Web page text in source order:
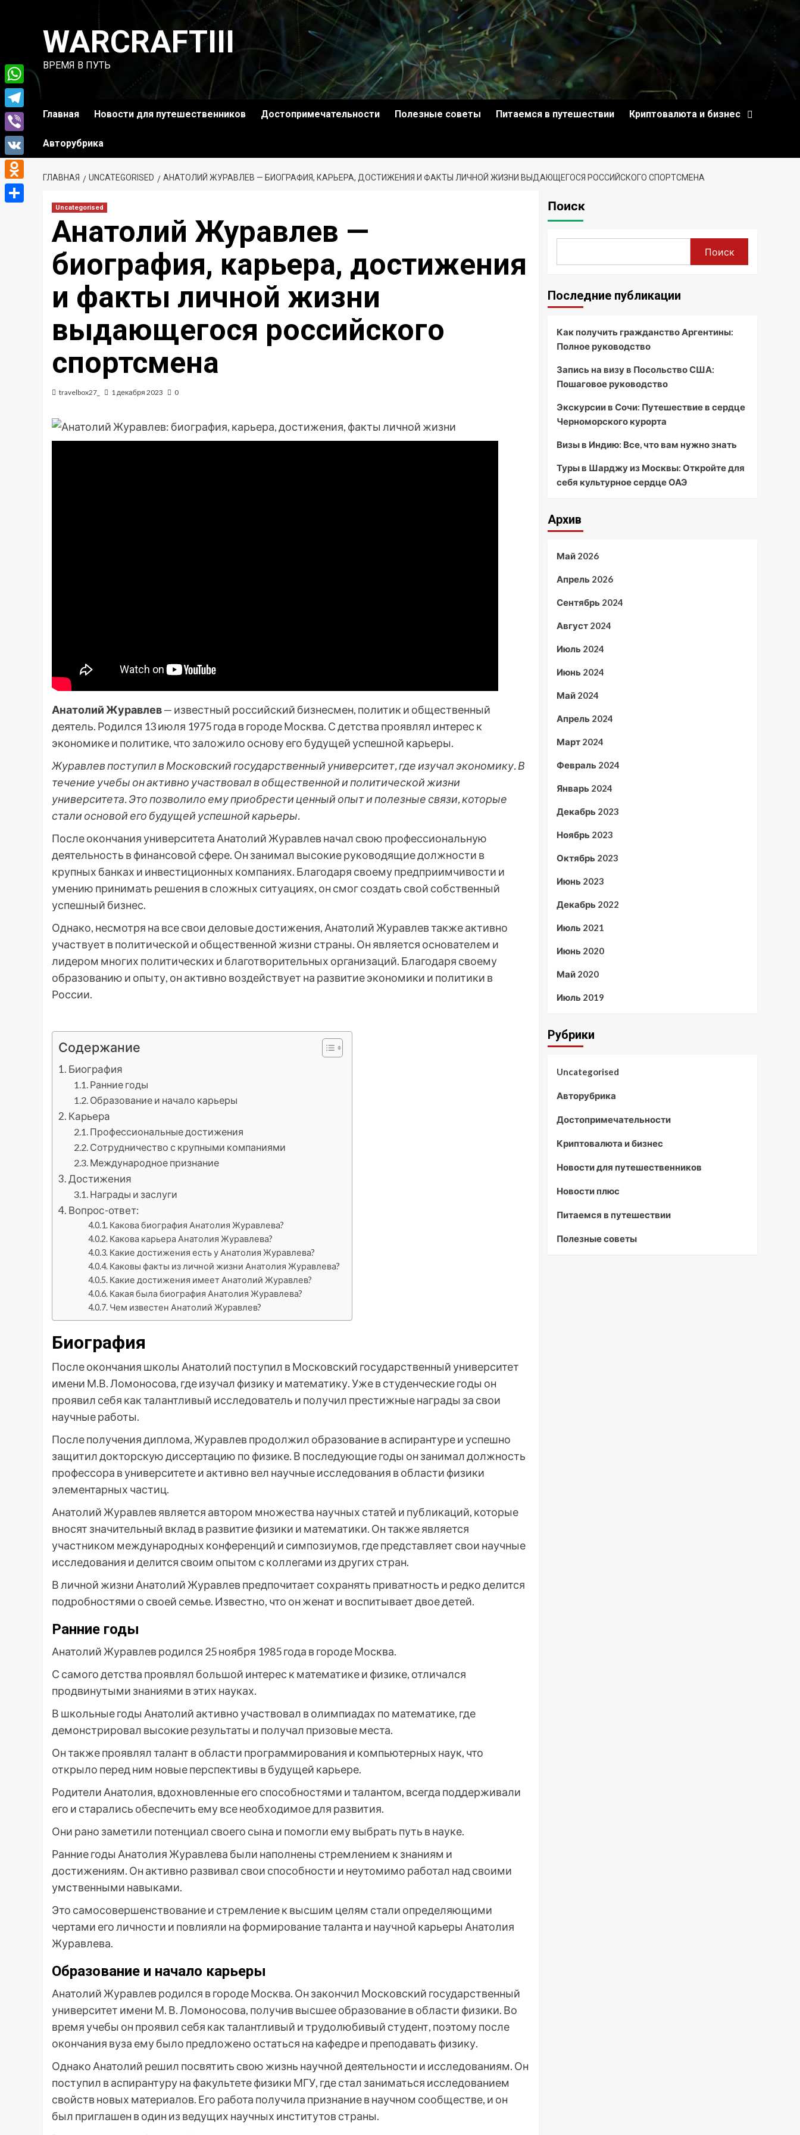
содержимомуWARCRAFTIII
ВРЕМЯ В ПУТЬ
Главная Новости для путешественников Достопримечательности Полезные советы Питаемся в путешествии Криптовалюта и бизнес
Авторубрика
ГЛАВНАЯ UNCATEGORISED АНАТОЛИЙ ЖУРАВЛЕВ — БИОГРАФИЯ, КАРЬЕРА, ДОСТИЖЕНИЯ И ФАКТЫ ЛИЧНОЙ ЖИЗНИ ВЫДАЮЩЕГОСЯ РОССИЙСКОГО СПОРТСМЕНА
Uncategorised
Анатолий Журавлев —
биография, карьера, достижения
и факты личной жизни
выдающегося российского
спортсмена
travelbox27_ 1 декабря 2023 0
Анатолий Журавлев— известный российский бизнесмен, политик и общественный
деятель. Родился 13 июля 1975 года в городе Москва. С детства проявлял интерес к
экономике и политике, что заложило основу его будущей успешной карьеры.
Журавлев поступил в Московский государственный университет, где изучал экономику. В
течение учебы он активно участвовал в общественной и политической жизни
университета. Это позволило ему приобрести ценный опыт и полезные связи, которые
стали основой его будущей успешной карьеры.
После окончания университета Анатолий Журавлев начал свою профессиональную
деятельность в финансовой сфере. Он занимал высокие руководящие должности в
крупных банках и инвестиционных компаниях. Благодаря своему предприимчивости и
умению принимать решения в сложных ситуациях, он смог создать свой собственный
успешный бизнес.
Однако, несмотря на все свои деловые достижения, Анатолий Журавлев также активно
участвует в политической и общественной жизни страны. Он является основателем и
лидером многих политических и благотворительных организаций. Благодаря своему
образованию и опыту, он активно воздействует на развитие экономики и политики в
России.
Содержание
Биография
Ранние годы
Образование и начало карьеры
Карьера
Профессиональные достижения
Сотрудничество с крупными компаниями
Международное признание
Достижения
Награды и заслуги
Вопрос-ответ:
Какова биография Анатолия Журавлева?
Какова карьера Анатолия Журавлева?
Какие достижения есть у Анатолия Журавлева?
Каковы факты из личной жизни Анатолия Журавлева?
Какие достижения имеет Анатолий Журавлев?
Какая была биография Анатолия Журавлева?
Чем известен Анатолий Журавлев?
Биография
После окончания школы Анатолий поступил в Московский государственный университет
имени М.В. Ломоносова, где изучал физику и математику. Уже в студенческие годы он
проявил себя как талантливый исследователь и получил престижные награды за свои
научные работы.
После получения диплома, Журавлев продолжил образование в аспирантуре и успешно
защитил докторскую диссертацию по физике. В последующие годы он занимал должность
профессора в университете и активно вел научные исследования в области физики
элементарных частиц.
Анатолий Журавлев является автором множества научных статей и публикаций, которые
вносят значительный вклад в развитие физики и математики. Он также является
участником международных конференций и симпозиумов, где представляет свои научные
исследования и делится своим опытом с коллегами из других стран.
В личной жизни Анатолий Журавлев предпочитает сохранять приватность и редко делится
подробностями о своей семье. Известно, что он женат и воспитывает двое детей.
Ранние годы
Анатолий Журавлев родился 25 ноября 1985 года в городе Москва.
С самого детства проявлял большой интерес к математике и физике, отличался
продвинутыми знаниями в этих науках.
В школьные годы Анатолий активно участвовал в олимпиадах по математике, где
демонстрировал высокие результаты и получал призовые места.
Он также проявлял талант в области программирования и компьютерных наук, что
открыло перед ним новые перспективы в будущей карьере.
Родители Анатолия, вдохновленные его способностями и талантом, всегда поддерживали
его и старались обеспечить ему все необходимое для развития.
Они рано заметили потенциал своего сына и помогли ему выбрать путь в науке.
Ранние годы Анатолия Журавлева были наполнены стремлением к знаниям и
достижениям. Он активно развивал свои способности и неутомимо работал над своими
умственными навыками.
Это самосовершенствование и стремление к высшим целям стали определяющими
чертами его личности и повлияли на формирование таланта и научной карьеры Анатолия
Журавлева.
Образование и начало карьеры
Анатолий Журавлев родился в городе Москва. Он закончил Московский государственный
университет имени М. В. Ломоносова, получив высшее образование в области физики. Во
время учебы он проявил себя как талантливый и трудолюбивый студент, поэтому после
окончания вуза ему было предложено остаться на кафедре и преподавать физику.
Однако Анатолий решил посвятить свою жизнь научной деятельности и исследованиям. Он
поступил в аспирантуру на факультете физики МГУ, где стал заниматься исследованием
свойств новых материалов. Его работа получила признание в научном сообществе, и он
был приглашен в один из ведущих научных институтов страны.
Поиск
Поиск
Последние публикации
Как получить гражданство Аргентины:
Полное руководство
Запись на визу в Посольство США:
Пошаговое руководство
Экскурсии в Сочи: Путешествие в сердце
Черноморского курорта
Визы в Индию: Все, что вам нужно знать
Туры в Шарджу из Москвы: Откройте для
себя культурное сердце ОАЭ
Архив
Май 2026
Апрель 2026
Сентябрь 2024
Август 2024
Июль 2024
Июнь 2024
Май 2024
Апрель 2024
Март 2024
Февраль 2024
Январь 2024
Декабрь 2023
Ноябрь 2023
Октябрь 2023
Июнь 2023
Декабрь 2022
Июль 2021
Июнь 2020
Май 2020
Июль 2019
Рубрики
Uncategorised
Авторубрика
Достопримечательности
Криптовалюта и бизнес
Новости для путешественников
Новости плюс
Питаемся в путешествии
Полезные советы
WhatsApp
Telegram
Viber
VK
Odnoklassniki
Отправить